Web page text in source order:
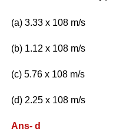
(a) 3.33 x 108 m/s
(b) 1.12 x 108 m/s
(c) 5.76 x 108 m/s
(d) 2.25 x 108 m/s
Ans- d